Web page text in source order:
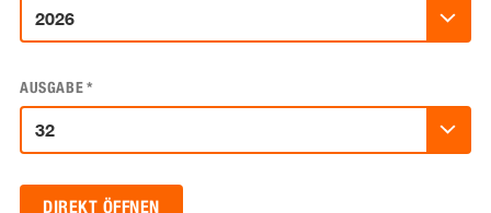
AUSGABE*
DIREKT ÖFFNEN